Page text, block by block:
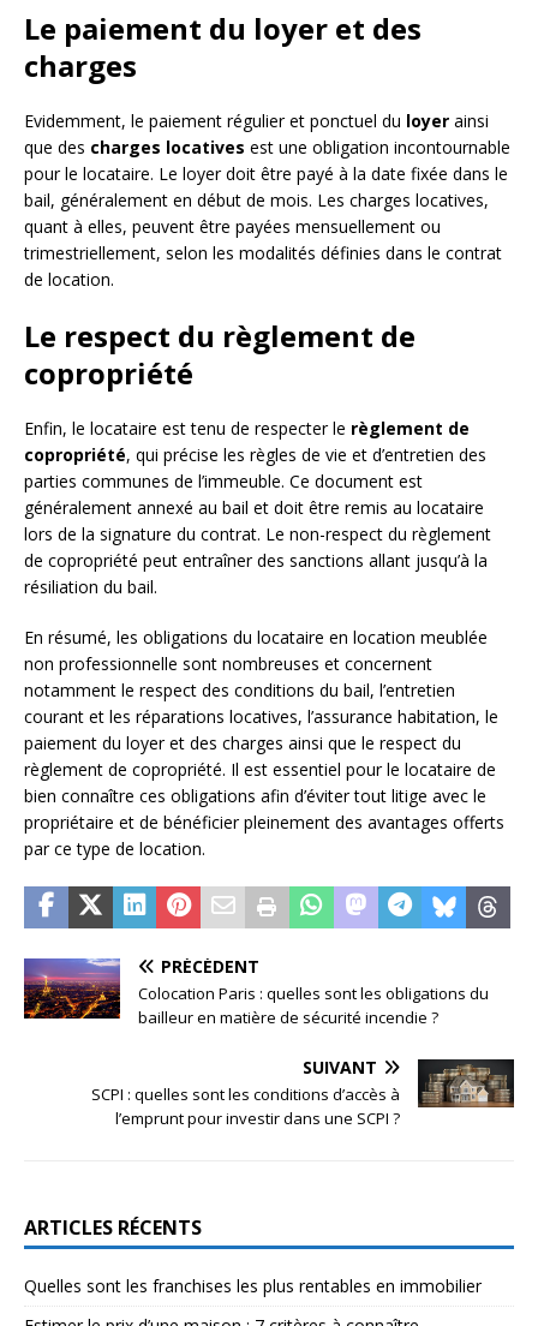
Le paiement du loyer et des
charges
Evidemment, le paiement régulier et ponctuel du loyer ainsi
que des charges locatives est une obligation incontournable
pour le locataire. Le loyer doit être payé à la date fixée dans le
bail, généralement en début de mois. Les charges locatives,
quant à elles, peuvent être payées mensuellement ou
trimestriellement, selon les modalités définies dans le contrat
de location.
Le respect du règlement de
copropriété
Enfin, le locataire est tenu de respecter le règlement de
copropriété, qui précise les règles de vie et d’entretien des
parties communes de l’immeuble. Ce document est
généralement annexé au bail et doit être remis au locataire
lors de la signature du contrat. Le non-respect du règlement
de copropriété peut entraîner des sanctions allant jusqu’à la
résiliation du bail.
En résumé, les obligations du locataire en location meublée
non professionnelle sont nombreuses et concernent
notamment le respect des conditions du bail, l’entretien
courant et les réparations locatives, l’assurance habitation, le
paiement du loyer et des charges ainsi que le respect du
règlement de copropriété. Il est essentiel pour le locataire de
bien connaître ces obligations afin d’éviter tout litige avec le
propriétaire et de bénéficier pleinement des avantages offerts
par ce type de location.
PRÉCÉDENT
Colocation Paris : quelles sont les obligations du
bailleur en matière de sécurité incendie ?
SUIVANT
SCPI : quelles sont les conditions d’accès à
l’emprunt pour investir dans une SCPI ?
ARTICLES RÉCENTS
Quelles sont les franchises les plus rentables en immobilier